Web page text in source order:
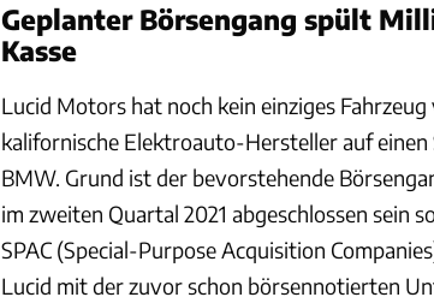
Geplanter Börsengang spült
Kasse
Lucid Motors hat noch kein einziges
kalifornische Elektroauto-Hersteller auf
BMW. Grund ist der bevorstehende
im zweiten Quartal 2021 abgeschlossen sein
SPAC (Special-Purpose Acquisition
Lucid mit der zuvor schon börsennotierten